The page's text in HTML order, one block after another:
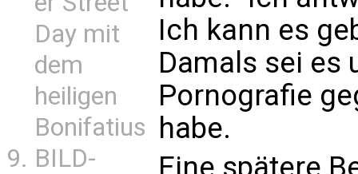
Day mit
dem
heiligen
Bonifatius
BILD-
Ich kann es
Damals sei es
Pornografie
habe.